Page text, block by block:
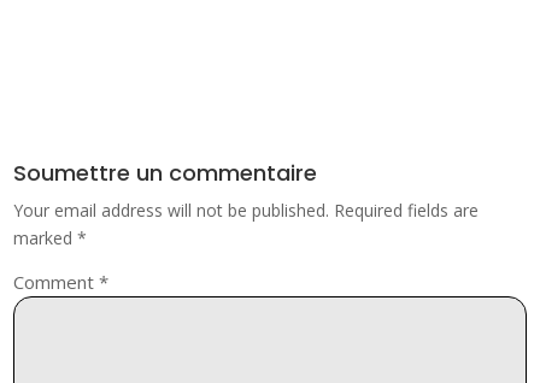
Soumettre un commentaire
Your email address will not be published. Required fields are
marked*
Comment*